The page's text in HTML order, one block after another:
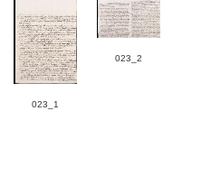
023_1
023_2